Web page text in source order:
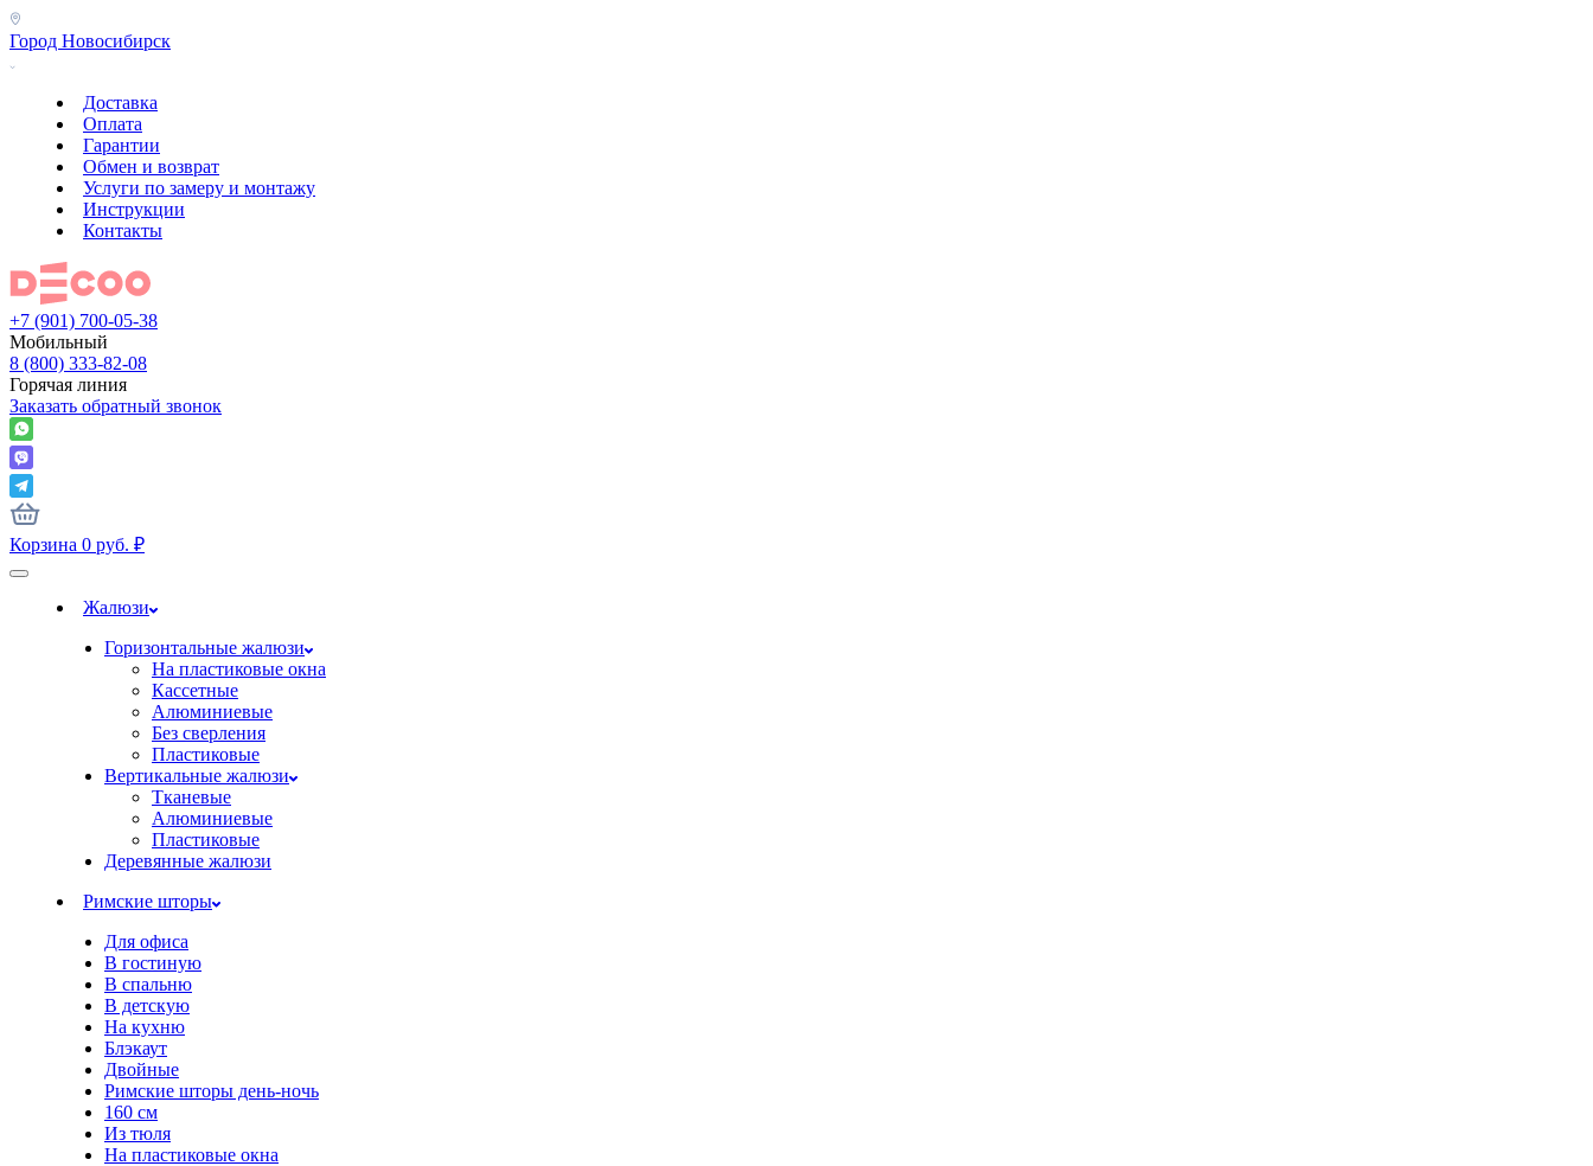
Город Новосибирск
Доставка
Оплата
Гарантии
Обмен и возврат
Услуги по замеру и монтажу
Инструкции
Контакты
+7 (901) 700-05-38
Мобильный
8 (800) 333-82-08
Горячая линия
Заказать обратный звонок
Корзина 0 руб. ₽
Жалюзи
Горизонтальные жалюзи
На пластиковые окна
Кассетные
Алюминиевые
Без сверления
Пластиковые
Вертикальные жалюзи
Тканевые
Алюминиевые
Пластиковые
Деревянные жалюзи
Римские шторы
Для офиса
В гостиную
В спальню
В детскую
На кухню
Блэкаут
Двойные
Римские шторы день-ночь
160 см
Из тюля
На пластиковые окна